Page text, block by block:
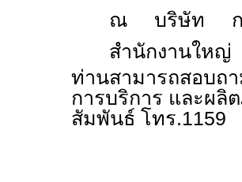
ณ บริษัท กรุ
สำนักงานใหญ่
ท่านสามารถสอบถ
การบริการ และผ
สัมพันธ์ โทร.1159